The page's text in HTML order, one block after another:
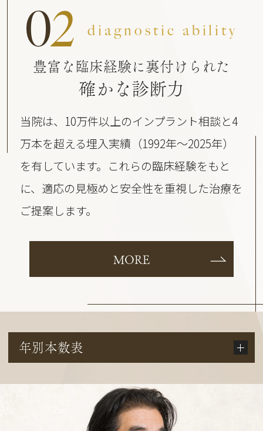
02 diagnostic ability
豊富な臨床経験に裏付けられた
確かな診断力
当院は、10万件以上のインプラント相談と4
万本を超える埋入実績（1992年〜2025年）
を有しています。これらの臨床経験をもと
に、適応の見極めと安全性を重視した治療を
ご提案します。
MORE
年別本数表